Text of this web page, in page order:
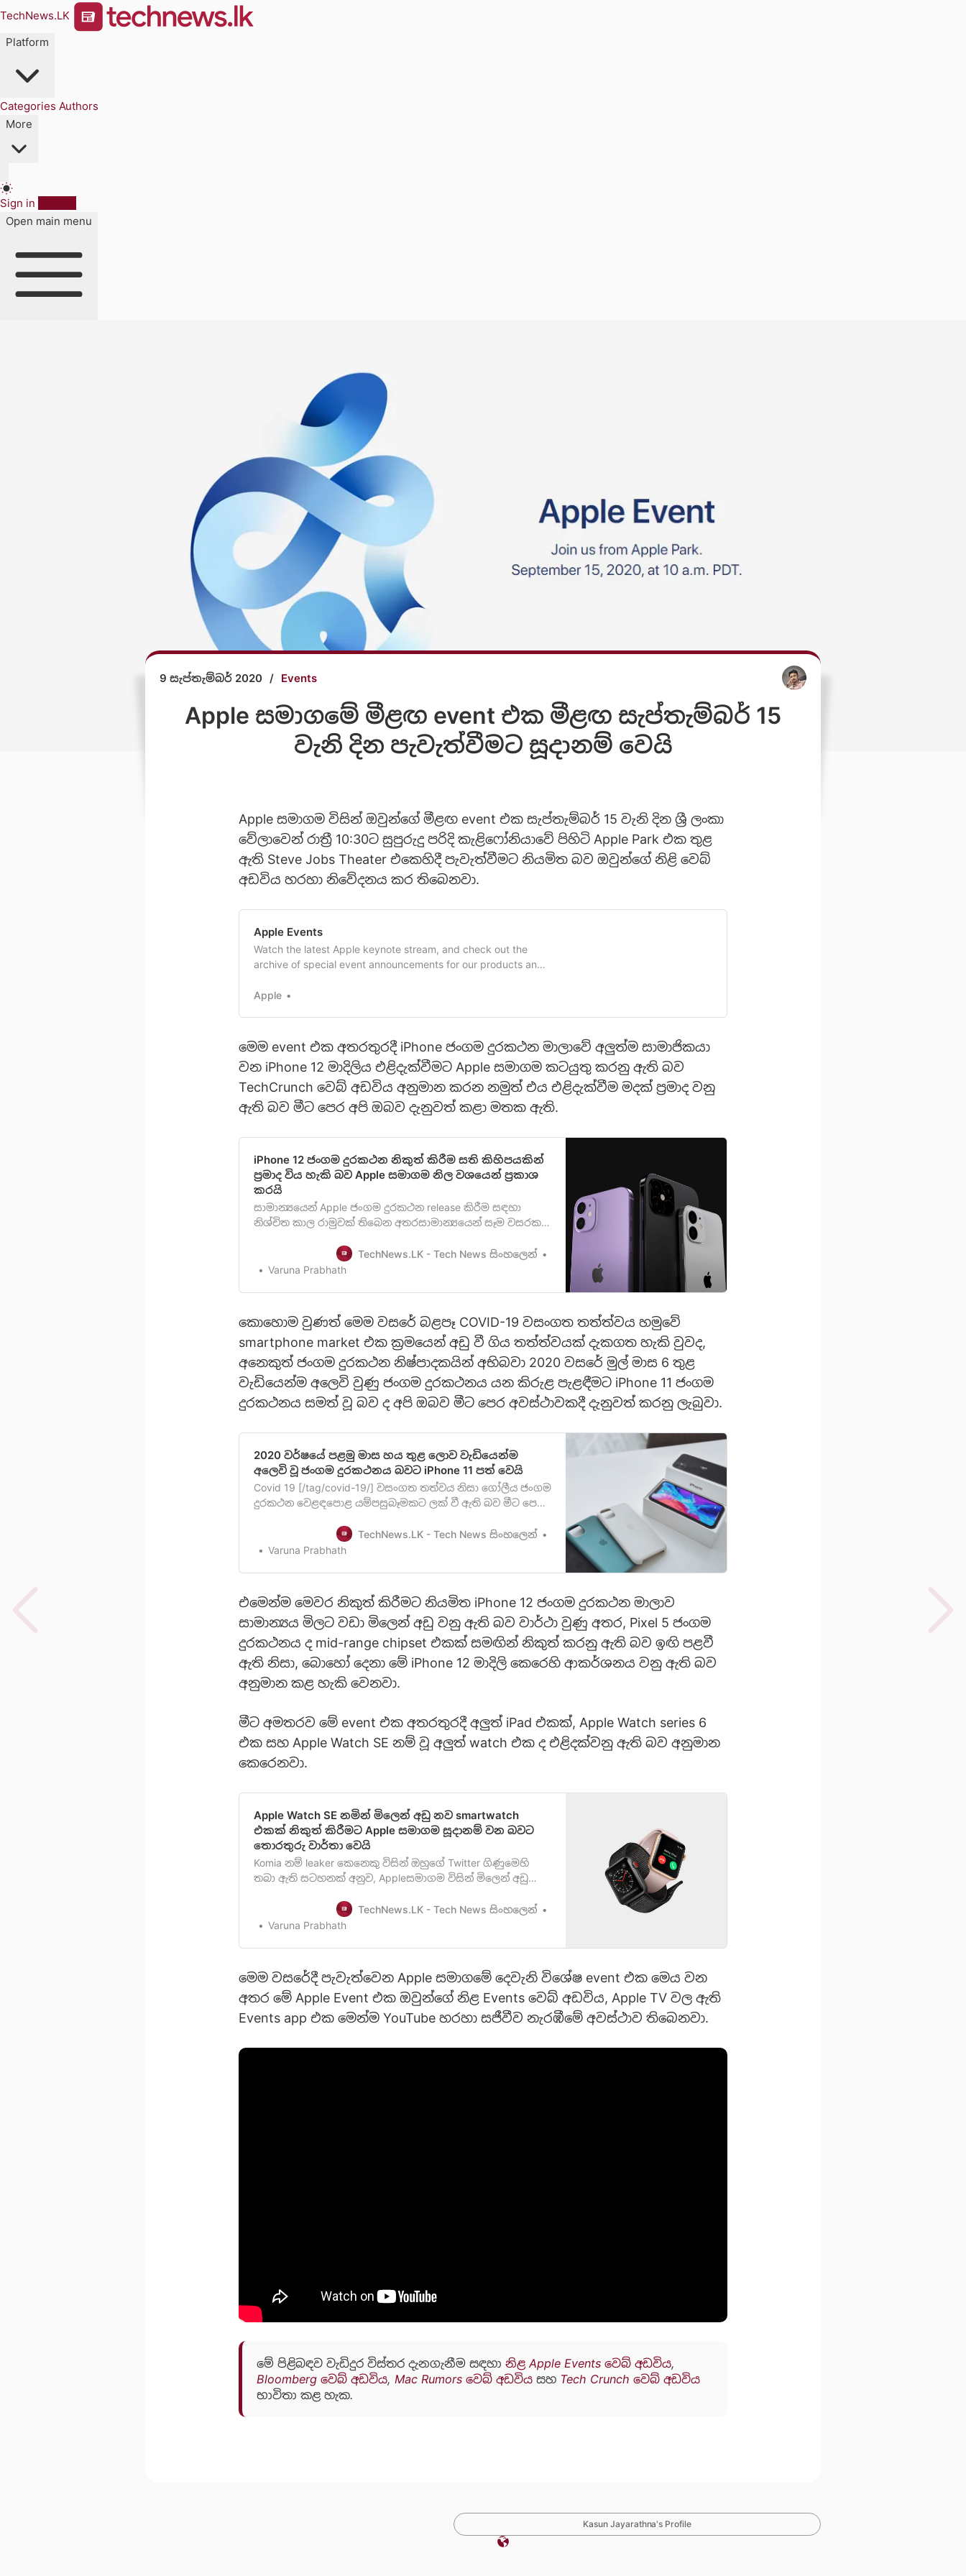
TechNews.LK
Platform
Categories Authors
More
Sign in
Open main menu
9 සැප්තැම්බර් 2020 / Events
Apple සමාගමේ මීළඟ event එක මීළඟ සැප්තැම්බර් 15
වැනි දින පැවැත්වීමට සූදානම් වෙයි
Apple සමාගම විසින් ඔවුන්ගේ මීළඟ event එක සැප්තැම්බර් 15 වැනි දින ශ්‍රී ලංකා
වේලාවෙන් රාත්‍රී 10:30ට සුපුරුදු පරිදි කැළිෆෝනියාවේ පිහිටි Apple Park එක තුළ
ඇති Steve Jobs Theater එකෙහිදී පැවැත්වීමට නියමිත බව ඔවුන්ගේ නිළි වෙබ්
අඩවිය හරහා නිවේදනය කර තිබෙනවා.
Apple Events
Watch the latest Apple keynote stream, and check out the
archive of special event announcements for our products and
Apple
මෙම event එක අතරතුරදී iPhone ජංගම දුරකථන මාලාවේ අලුත්ම සාමාජිකයා
වන iPhone 12 මාදිලිය එළිදැක්වීමට Apple සමාගම කටයුතු කරනු ඇති බව
TechCrunch වෙබ් අඩවිය අනුමාන කරන නමුත් එය එළිදැක්වීම මදක් ප්‍රමාද වනු
ඇති බව මීට පෙර අපි ඔබව දැනුවත් කළා මතක ඇති.
iPhone 12 ජංගම දුරකථන නිකුත් කිරීම සති කිහිපයකින්
ප්‍රමාද විය හැකි බව Apple සමාගම නිල වශයෙන් ප්‍රකාශ
කරයි
සාමාන්‍යයෙන් Apple ජංගම දුරකථන release කිරීම සඳහා
නිශ්චිත කාල රාමුවක් තිබෙන අතරසාමාන්‍යයෙන් සෑම වසරකම
මාදිලියනිකුත් කිරීම සිදුවෙනවා. නමුත් මෙම වසරේ දී එය
වෙනස් විය හැකි බව විවිධ මූලාශ්‍ර ඔස්සේ ආරංචි පැතිරී ගියද
TechNews.LK - Tech News සිංහලෙන්
Varuna Prabhath
කොහොම වුණත් මෙම වසරේ බළපෑ COVID-19 වසංගත තත්ත්වය හමුවේ
smartphone market එක ක්‍රමයෙන් අඩු වී ගිය තත්ත්වයක් දැකගත හැකි වුවද,
අනෙකුත් ජංගම දුරකථන නිෂ්පාදකයින් අභිබවා 2020 වසරේ මුල් මාස 6 තුළ
වැඩියෙන්ම අලෙවි වුණු ජංගම දුරකථනය යන කිරුළ පැළඳීමට iPhone 11 ජංගම
දුරකථනය සමත් වූ බව ද අපි ඔබව මීට පෙර අවස්ථාවකදී දැනුවත් කරනු ලැබුවා.
2020 වර්ෂයේ පළමු මාස හය තුළ ලොව වැඩියෙන්ම
අලෙවි වූ ජංගම දුරකථනය බවට iPhone 11 පත් වෙයි
Covid 19 [/tag/covid-19/] වසංගත තත්වය නිසා ගෝලීය ජංගම
දුරකථන වෙළඳපොළ යම්පසුබෑමකට ලක් වී ඇති බව මීට පෙර
smartphone වෙළඳපොල බලාපොරොත්තු වූවාට වඩා පහළ
යාමක් පෙන්නුම් කරන බවනවතම වාර්තාවක් පෙන්වා
TechNews.LK - Tech News සිංහලෙන්
Varuna Prabhath
එමෙන්ම මෙවර නිකුත් කිරීමට නියමිත iPhone 12 ජංගම දුරකථන මාලාව
සාමාන්‍යය මිලට වඩා මිලෙන් අඩු වනු ඇති බව වාර්ථා වුණු අතර, Pixel 5 ජංගම
දුරකථනය ද mid-range chipset එකක් සමඟින් නිකුත් කරනු ඇති බව ඉඟි පළවී
ඇති නිසා, බොහෝ දෙනා මේ iPhone 12 මාදිලි කෙරෙහි ආකර්ශනය වනු ඇති බව
අනුමාන කළ හැකි වෙනවා.
මීට අමතරව මේ event එක අතරතුරදී අලුත් iPad එකක්, Apple Watch series 6
එක සහ Apple Watch SE නම් වූ අලුත් watch එක ද එළිදක්වනු ඇති බව අනුමාන
කෙරෙනවා.
Apple Watch SE නමින් මිලෙන් අඩු නව smartwatch
එකක් නිකුත් කිරීමට Apple සමාගම සූදානම් වන බවට
තොරතුරු වාර්තා වෙයි
Komia නම් leaker කෙනෙකු විසින් ඔහුගේ Twitter ගිණුමෙහි
තබා ඇති සටහනක් අනුව, Appleසමාගම විසින් මිලෙන් අඩු
වාර්ථාවෙනවා. 2021 වසර මුලදී නිකුත් වෙතැයි අපේක්ෂා කරන
මෙම මිලෙන් අඩු smartwatch එක Applewatch 3 එකේ design
TechNews.LK - Tech News සිංහලෙන්
Varuna Prabhath
මෙම වසරේදී පැවැත්වෙන Apple සමාගමේ දෙවැනි විශේෂ event එක මෙය වන
අතර මේ Apple Event එක ඔවුන්ගේ නිළ Events වෙබ් අඩවිය, Apple TV වල ඇති
Events app එක මෙන්ම YouTube හරහා සජීවීව නැරඹීමේ අවස්ථාව තිබෙනවා.
මේ පිළිබඳව වැඩිදුර විස්තර දැනගැනීම සඳහා නිළ Apple Events වෙබ් අඩවිය,
Bloomberg වෙබ් අඩවිය, Mac Rumors වෙබ් අඩවිය සහ Tech Crunch වෙබ් අඩවිය
භාවිතා කළ හැක.
Kasun Jayarathna's Profile